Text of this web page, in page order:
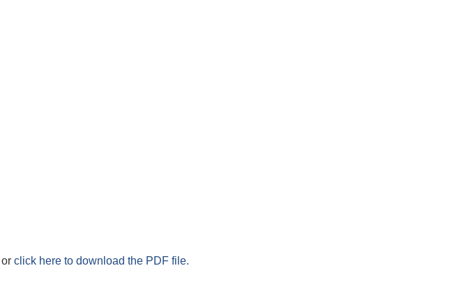
or click here to download the PDF file.